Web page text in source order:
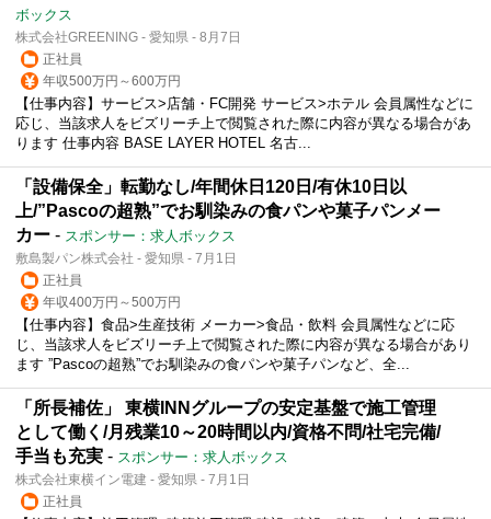
ボックス
株式会社GREENING - 愛知県 - 8月7日
正社員
年収500万円～600万円
【仕事内容】サービス>店舗・FC開発 サービス>ホテル 会員属性などに
応じ、当該求人をビズリーチ上で閲覧された際に内容が異なる場合があ
ります 仕事内容 BASE LAYER HOTEL 名古...
「設備保全」転勤なし/年間休日120日/有休10日以
上/”Pascoの超熟”でお馴染みの食パンや菓子パンメー
カー - スポンサー：求人ボックス
敷島製パン株式会社 - 愛知県 - 7月1日
正社員
年収400万円～500万円
【仕事内容】食品>生産技術 メーカー>食品・飲料 会員属性などに応
じ、当該求人をビズリーチ上で閲覧された際に内容が異なる場合があり
ます ”Pascoの超熟”でお馴染みの食パンや菓子パンなど、全...
「所長補佐」 東横INNグループの安定基盤で施工管理
として働く/月残業10～20時間以内/資格不問/社宅完備/
手当も充実 - スポンサー：求人ボックス
株式会社東横イン電建 - 愛知県 - 7月1日
正社員